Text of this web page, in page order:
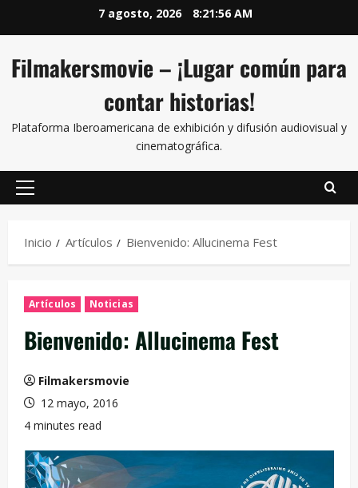
7 agosto, 2026 8:21:57 AM
Filmakersmovie – ¡Lugar común para
contar historias!
Plataforma Iberoamericana de exhibición y difusión audiovisual y
cinematográfica.
Inicio Artículos Bienvenido: Allucinema Fest
Artículos Noticias
Bienvenido: Allucinema Fest
Filmakersmovie
12 mayo, 2016
4 minutes read